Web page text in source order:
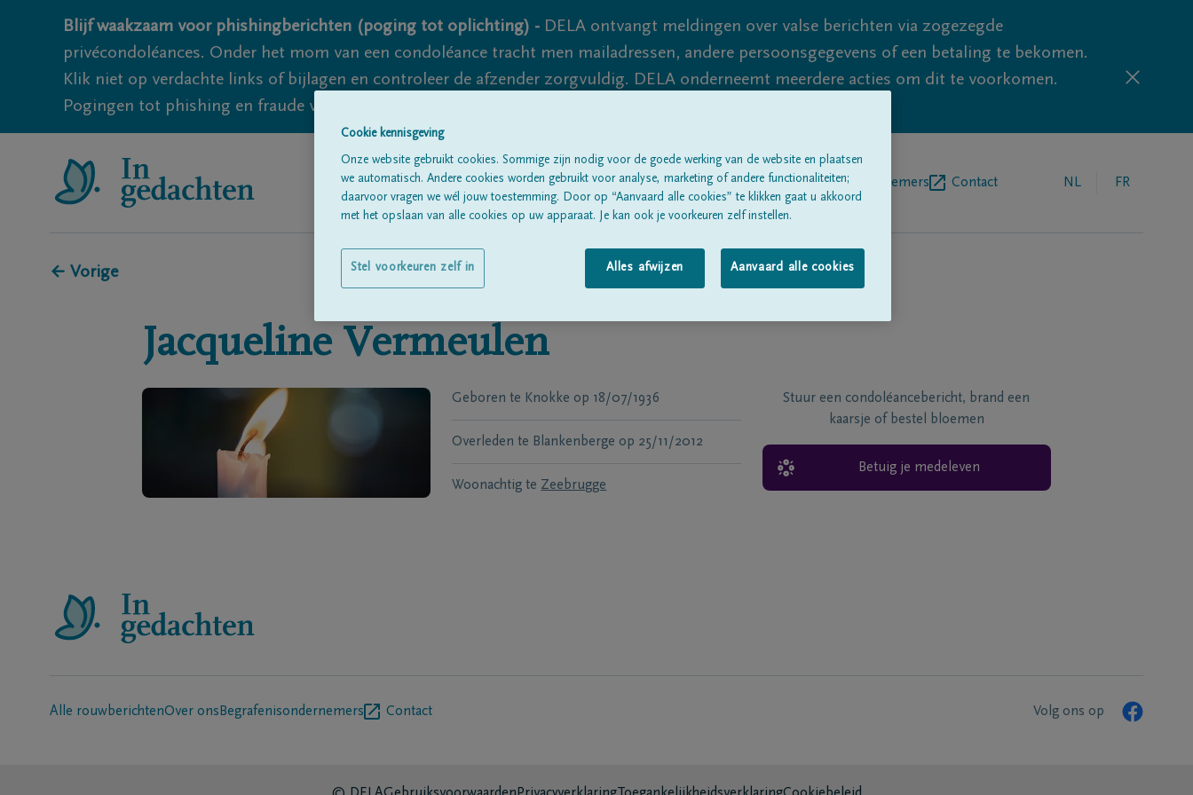
Blijf waakzaam voor phishingberichten (poging tot oplichting) - DELA ontvangt meldingen over valse berichten via zogezegde
privécondoléances. Onder het mom van een condoléance tracht men mailadressen, andere persoonsgegevens of een betaling te bekomen.
Klik niet op verdachte links of bijlagen en controleer de afzender zorgvuldig. DELA onderneemt meerdere acties om dit te voorkomen.
Pogingen tot phishing en fraude vallen echter nooit volledig uit te sluiten, dus blijf waakzaam.
Alle rouwberichten Over onsBegrafenisondernemers Contact NL FR
← Vorige
Jacqueline Vermeulen
Geboren te Knokke op 18/07/1936
Overleden te Blankenberge op 25/11/2012
Woonachtig te Zeebrugge
Stuur een condoléancebericht, brand een
kaarsje of bestel bloemen
Betuig je medeleven
Alle rouwberichtenOver ons Begrafenisondernemers Contact Volg ons op
Cookie kennisgeving
Onze website gebruikt cookies. Sommige zijn nodig voor de goede werking van de website en plaatsen
we automatisch. Andere cookies worden gebruikt voor analyse, marketing of andere functionaliteiten;
daarvoor vragen we wél jouw toestemming. Door op “Aanvaard alle cookies” te klikken gaat u akkoord
met het opslaan van alle cookies op uw apparaat. Je kan ook je voorkeuren zelf instellen.
Alles afwijzen Aanvaard alle cookies
Stel voorkeuren zelf in